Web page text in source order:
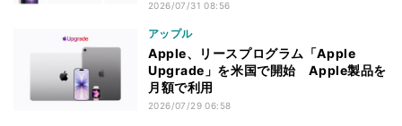
2026/07/31 08:56
アップル
Apple、リースプログラム「Apple
Upgrade」を米国で開始 Apple製品を
月額で利用
2026/07/29 06:58